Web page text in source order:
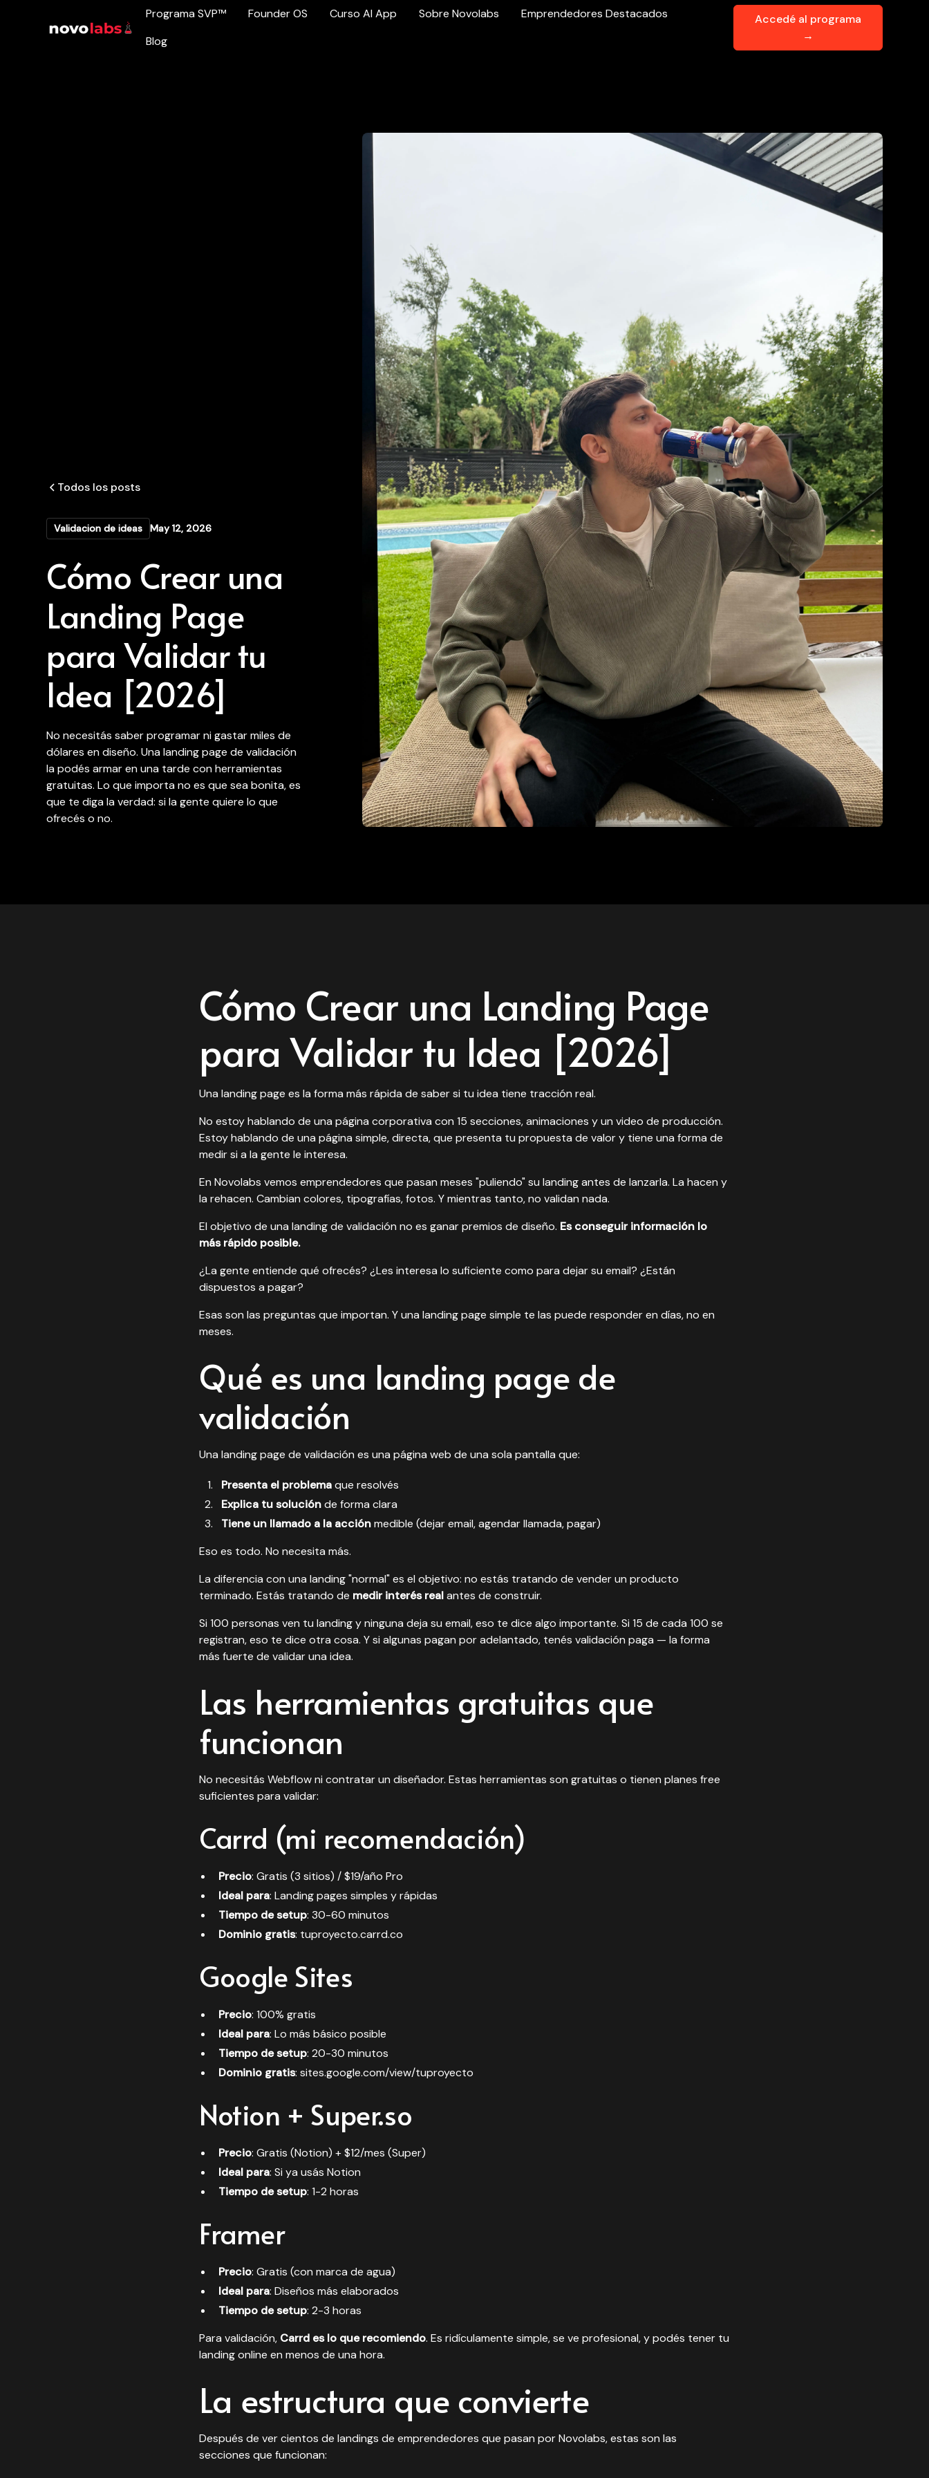
Programa SVP™ Founder OS Curso AI App Sobre Novolabs
Emprendedores Destacados
Blog
Accedé al programa
→
Todos los posts
Validacion de ideas May 12, 2026
Cómo Crear una
Landing Page
para Validar tu
Idea [2026]
No necesitás saber programar ni gastar miles de
dólares en diseño. Una landing page de validación
la podés armar en una tarde con herramientas
gratuitas. Lo que importa no es que sea bonita, es
que te diga la verdad: si la gente quiere lo que
ofrecés o no.
Cómo Crear una Landing Page
para Validar tu Idea [2026]
Una landing page es la forma más rápida de saber si tu idea tiene tracción real.
No estoy hablando de una página corporativa con 15 secciones, animaciones y un video de producción.
Estoy hablando de una página simple, directa, que presenta tu propuesta de valor y tiene una forma de
medir si a la gente le interesa.
En Novolabs vemos emprendedores que pasan meses "puliendo" su landing antes de lanzarla. La hacen y
la rehacen. Cambian colores, tipografías, fotos. Y mientras tanto, no validan nada.
El objetivo de una landing de validación no es ganar premios de diseño. Es conseguir información lo
más rápido posible.
¿La gente entiende qué ofrecés? ¿Les interesa lo suficiente como para dejar su email? ¿Están
dispuestos a pagar?
Esas son las preguntas que importan. Y una landing page simple te las puede responder en días, no en
meses.
Qué es una landing page de
validación
Una landing page de validación es una página web de una sola pantalla que:
Presenta el problemaque resolvés
Explica tu soluciónde forma clara
Tiene un llamado a la acciónmedible (dejar email, agendar llamada, pagar)
Eso es todo. No necesita más.
La diferencia con una landing "normal" es el objetivo: no estás tratando de vender un producto
terminado. Estás tratando de medir interés realantes de construir.
Si 100 personas ven tu landing y ninguna deja su email, eso te dice algo importante. Si 15 de cada 100 se
registran, eso te dice otra cosa. Y si algunas pagan por adelantado, tenés validación paga — la forma
más fuerte de validar una idea.
Las herramientas gratuitas que
funcionan
No necesitás Webflow ni contratar un diseñador. Estas herramientas son gratuitas o tienen planes free
suficientes para validar:
Carrd (mi recomendación)
Precio: Gratis (3 sitios) / $19/año Pro
Ideal para: Landing pages simples y rápidas
Tiempo de setup: 30-60 minutos
Dominio gratis: tuproyecto.carrd.co
Google Sites
Precio: 100% gratis
Ideal para: Lo más básico posible
Tiempo de setup: 20-30 minutos
Dominio gratis: sites.google.com/view/tuproyecto
Notion + Super.so
Precio: Gratis (Notion) + $12/mes (Super)
Ideal para: Si ya usás Notion
Tiempo de setup: 1-2 horas
Framer
Precio: Gratis (con marca de agua)
Ideal para: Diseños más elaborados
Tiempo de setup: 2-3 horas
Para validación, Carrd es lo que recomiendo. Es ridículamente simple, se ve profesional, y podés tener tu
landing online en menos de una hora.
La estructura que convierte
Después de ver cientos de landings de emprendedores que pasan por Novolabs, estas son las
secciones que funcionan: